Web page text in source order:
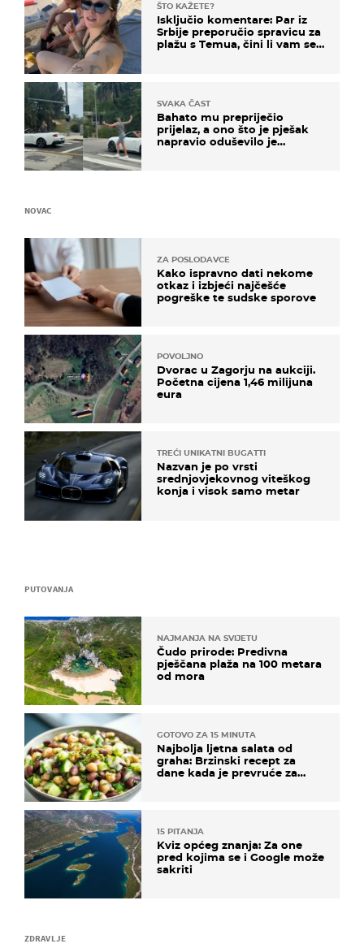
ZDRAVLJE
ŠTO KAŽETE?
Isključio komentare: Par iz
Srbije preporučio spravicu za
plažu s Temua, čini li vam se
SVAKA ČAST
Bahato mu prepriječio
prijelaz, a ono što je pješak
napravio oduševilo je
PUTOVANJA
NAJMANJA NA SVIJETU
Čudo prirode: Predivna
pješčana plaža na 100 metara
od mora
GOTOVO ZA 15 MINUTA
Najbolja ljetna salata od
graha: Brzinski recept za
dane kada je prevruće za
15 PITANJA
Kviz općeg znanja: Za one
pred kojima se i Google može
sakriti
NOVAC
ZA POSLODAVCE
Kako ispravno dati nekome
otkaz i izbjeći najčešće
pogreške te sudske sporove
POVOLJNO
Dvorac u Zagorju na aukciji.
Početna cijena 1,46 milijuna
eura
TREĆI UNIKATNI BUGATTI
Nazvan je po vrsti
srednjovjekovnog viteškog
konja i visok samo metar